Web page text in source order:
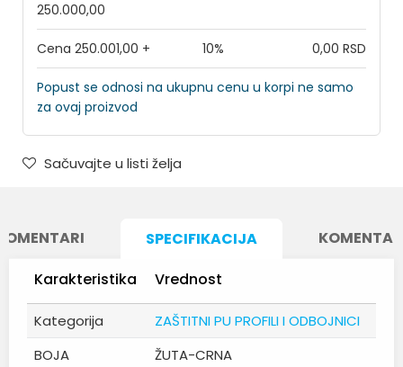
250.000,00
Cena 250.001,00 + 10% 0,00 RSD
Popust se odnosi na ukupnu cenu u korpi ne samo
za ovaj proizvod
Sačuvajte u listi želja
SPECIFIKACIJA
Karakteristika
Vrednost
Kategorija
ZAŠTITNI PU PROFILI I ODBOJNICI
BOJA
ŽUTA-CRNA